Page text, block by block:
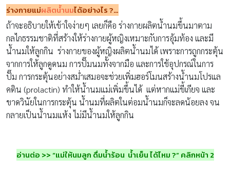
ร่างกายแม่ผลิตน้ำนมได้อย่างไร?…
ถ้าจะอธิบายให้เข้าใจง่ายๆ เลยก็คือ ร่างกายผลิตน้ำนมขึ้นมาตาม
กลไกธรรมชาติที่สร้างให้ร่างกายผู้หญิงเหมาะกับการอุ้มท้อง และมี
น้ำนมให้ลูกกิน ร่างกายของผู้หญิงผลิตน้ำนมได้ เพราะการถูกกระตุ้น
จากการให้ลูกดูดนม การปั๊มนมทั้งจากมือ และการใช้อุปกรณ์ในการ
ปั๊ม การกระตุ้นอย่างสม่ำเสมอจะช่วยเพิ่มฮอร์โมนสร้างน้ำนมโปรแล
คติน (prolactin) ทำให้น้ำนมแม่เพิ่มขึ้นได้ แต่หากแม่ขี้เกียจ และ
ขาดวินัยในการกระตุ้น น้ำนมที่ผลิตในต่อมน้ำนมก็จะลดน้อยลง จน
กลายเป็นน้ำนมแห้ง ไม่มีน้ำนมให้ลูกกิน
อ่านต่อ >> “แม่ให้นมลูก ดื่มน้ำร้อน น้ำเย็น ได้ไหม ?” คลิกหน้า 2